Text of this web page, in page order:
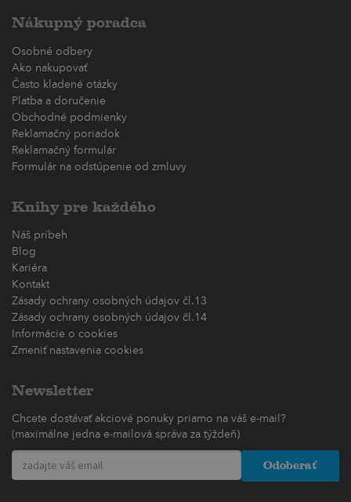
Nákupný poradca
Osobné odbery
Ako nakupovať
Často kladené otázky
Platba a doručenie
Obchodné podmienky
Reklamačný poriadok
Reklamačný formulár
Formulár na odstúpenie od zmluvy
Knihy pre každého
Náš príbeh
Blog
Kariéra
Kontakt
Zásady ochrany osobných údajov čl.13
Zásady ochrany osobných údajov čl.14
Informácie o cookies
Zmeniť nastavenia cookies
Newsletter
Chcete dostávať akciové ponuky priamo na váš e-mail?
(maximálne jedna e-mailová správa za týždeň)
Odoberať